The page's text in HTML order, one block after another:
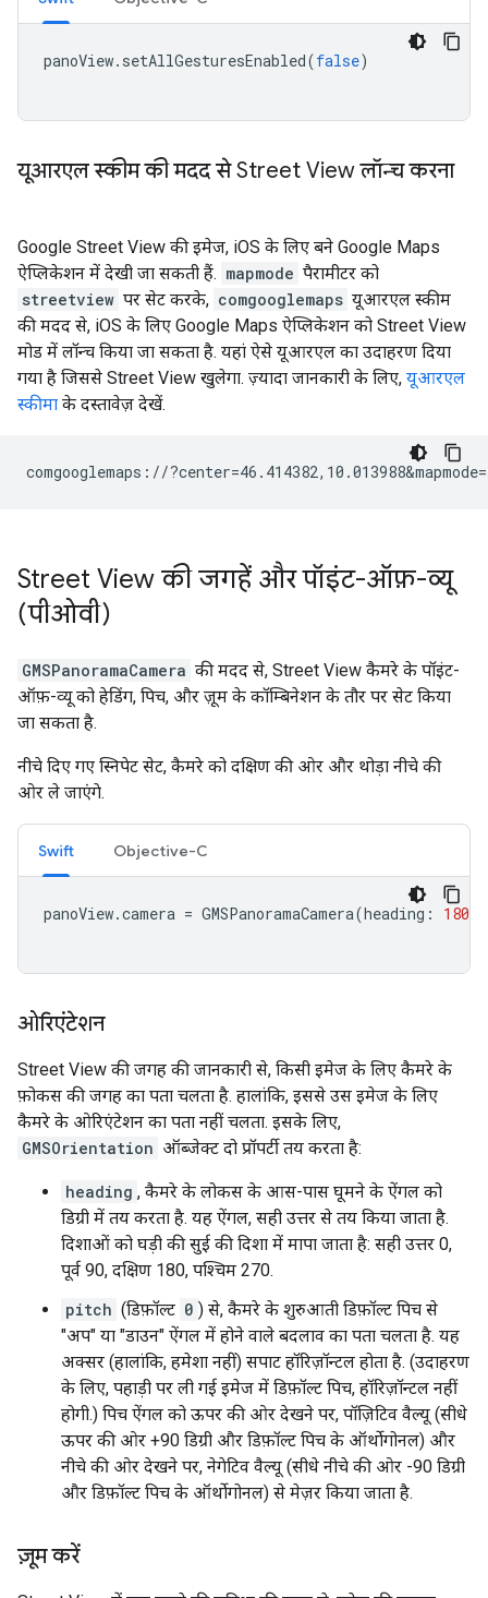
panoView. setAllGesturesEnabled(false)
यूआरएल स्कीम की मदद से Street View लॉन्च करना
Google Street View की इमेज, iOS के लिए बने Google Maps
ऐप्लिकेशन में देखी जा सकती हैं. mapmode पैरामीटर को
streetview पर सेट करके, comgooglemaps यूआरएल स्कीम
की मदद से, iOS के लिए Google Maps ऐप्लिकेशन को Street View
मोड में लॉन्च किया जा सकता है. यहां ऐसे यूआरएल का उदाहरण दिया
गया है जिससे Street View खुलेगा. ज़्यादा जानकारी के लिए, यूआरएल
स्कीमा के दस्तावेज़ देखें.
Street View की जगहें और पॉइंट-ऑफ़-व्यू
(पीओवी)
GMSPanoramaCamera की मदद से, Street View कैमरे के पॉइंट-
ऑफ़-व्यू को हेडिंग, पिच, और ज़ूम के कॉम्बिनेशन के तौर पर सेट किया
जा सकता है.
नीचे दिए गए स्निपेट सेट, कैमरे को दक्षिण की ओर और थोड़ा नीचे की
ओर ले जाएंगे.
Swift Objective-C
panoView.camera = GMSPanoramaCamera(heading : 180
ओरिएंटेशन
Street View की जगह की जानकारी से, किसी इमेज के लिए कैमरे के
फ़ोकस की जगह का पता चलता है. हालांकि, इससे उस इमेज के लिए
कैमरे के ओरिएंटेशन का पता नहीं चलता. इसके लिए,
GMSOrientation ऑब्जेक्ट दो प्रॉपर्टी तय करता है:
heading , कैमरे के लोकस के आस-पास घूमने के ऐंगल को
डिग्री में तय करता है. यह ऐंगल, सही उत्तर से तय किया जाता है.
दिशाओं को घड़ी की सुई की दिशा में मापा जाता है: सही उत्तर 0,
पूर्व 90, दक्षिण 180, पश्चिम 270.
pitch (डिफ़ॉल्ट 0 ) से, कैमरे के शुरुआती डिफ़ॉल्ट पिच से
"अप" या "डाउन" ऐंगल में होने वाले बदलाव का पता चलता है. यह
अक्सर (हालांकि, हमेशा नहीं) सपाट हॉरिज़ॉन्टल होता है. (उदाहरण
के लिए, पहाड़ी पर ली गई इमेज में डिफ़ॉल्ट पिच, हॉरिज़ॉन्टल नहीं
होगी.) पिच ऐंगल को ऊपर की ओर देखने पर, पॉज़िटिव वैल्यू (सीधे
ऊपर की ओर +90 डिग्री और डिफ़ॉल्ट पिच के ऑर्थोगोनल) और
नीचे की ओर देखने पर, नेगेटिव वैल्यू (सीधे नीचे की ओर -90 डिग्री
और डिफ़ॉल्ट पिच के ऑर्थोगोनल) से मेज़र किया जाता है.
ज़ूम करें